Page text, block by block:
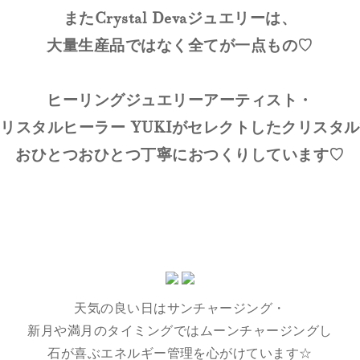
またCrystal Devaジュエリーは、
大量生産品ではなく全てが一点もの♡
ヒーリングジュエリーアーティスト・
スタルヒーラー YUKIがセレクトしたクリスタ
おひとつおひとつ丁寧におつくりしています♡
天気の良い日はサンチャージング・
新月や満月のタイミングではムーンチャージングし
石が喜ぶエネルギー管理を心がけています☆